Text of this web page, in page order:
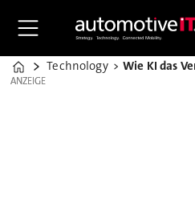
Home
Technology
ANZEIGE
ANZEIGE